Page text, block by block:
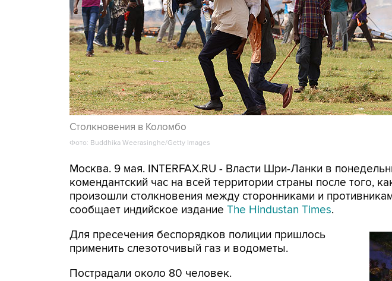
Столкновения в Коломбо
Фото: Buddhika Weerasinghe/Getty Images
Москва. 9 мая. INTERFAX.RU - Власти Шри-Ланки в
комендантский час на всей территории страны после того,
произошли столкновения между сторонниками и
сообщает индийское издание The Hindustan Times.
Для пресечения беспорядков полиции пришлось
применить слезоточивый газ и водометы.
Пострадали около 80 человек.